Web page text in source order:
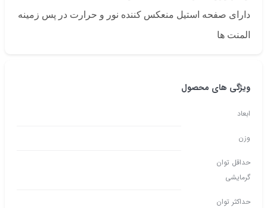
دارای صفحه استیل منعکس کننده نور و حرارت در پس زمینه
المنت ها
ویژگی های محصول
ابعاد
وزن
حداقل توان
گرمایشی
حداکثر توان